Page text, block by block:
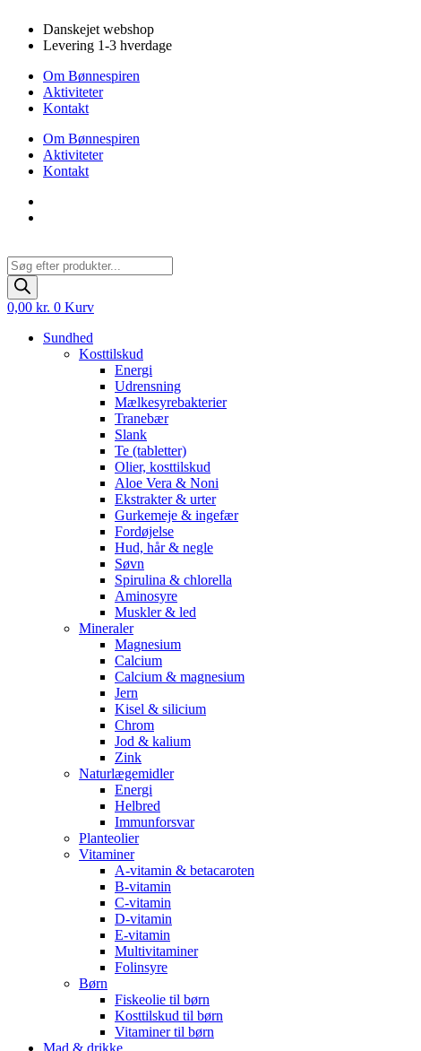
indhold
Danskejet webshop
Levering 1-3 hverdage
Om Bønnespiren
Aktiviteter
Kontakt
Om Bønnespiren
Aktiviteter
Kontakt
Products
search
0,00 kr. 0 Kurv
Sundhed
Kosttilskud
Energi
Udrensning
Mælkesyrebakterier
Tranebær
Slank
Te (tabletter)
Olier, kosttilskud
Aloe Vera & Noni
Ekstrakter & urter
Gurkemeje & ingefær
Fordøjelse
Hud, hår & negle
Søvn
Spirulina & chlorella
Aminosyre
Muskler & led
Mineraler
Magnesium
Calcium
Calcium & magnesium
Jern
Kisel & silicium
Chrom
Jod & kalium
Zink
Naturlægemidler
Energi
Helbred
Immunforsvar
Planteolier
Vitaminer
A-vitamin & betacaroten
B-vitamin
C-vitamin
D-vitamin
E-vitamin
Multivitaminer
Folinsyre
Børn
Fiskeolie til børn
Kosttilskud til børn
Vitaminer til børn
Mad & drikke